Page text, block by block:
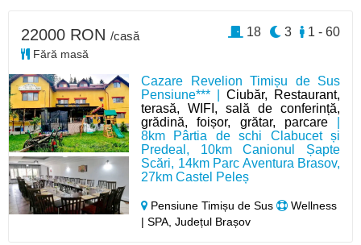
Cazare Revelion Timișu de Sus
Pensiune*** |Ciubăr, Restaurant,
terasă, WIFI, sală de conferință,
grădină, foișor, grătar, parcare|
8km Pârtia de schi Clabucet și
Predeal, 10km Canionul Șapte
Scări, 14km Parc Aventura Brasov,
27km Castel Peleș
Pensiune Timișu de Sus
Wellness
| SPA, Județul Brașov
22000 RON /casă
Fără masă
1 - 60
3
18